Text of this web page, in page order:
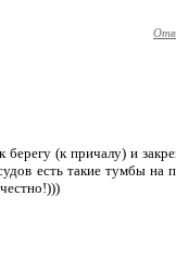
(к причалу) и
есть такие тумбы на